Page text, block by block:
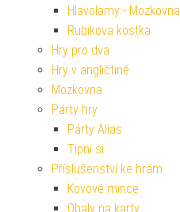
Hlavolamy - Mozkovna
Rubikova kostka
Hry pro dva
Hry v angličtině
Mozkovna
Párty hry
Párty Alias
Tipni si
Příslušenství ke hrám
Kovové mince
Obaly na karty